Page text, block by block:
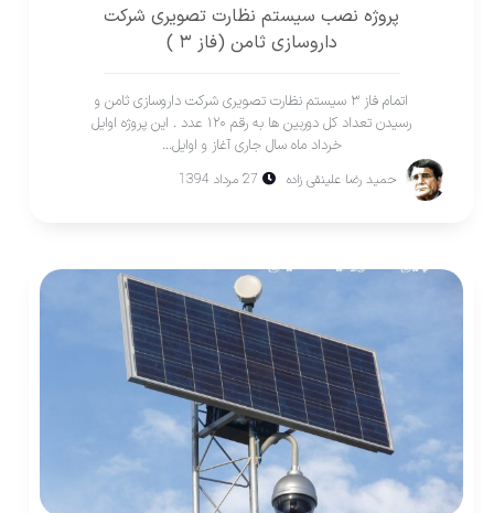
پروژه نصب سیستم نظارت تصویری شرکت
داروسازی ثامن (فاز ۳ )
اتمام فاز ۳ سیستم نظارت تصویری شرکت داروسازی ثامن و
رسیدن تعداد کل دوربین ها به رقم ۱۲۰ عدد . این پروژه اوایل
خرداد ماه سال جاری آغاز و اوایل...
حمید رضا علینقی زاده 27 مرداد 1394